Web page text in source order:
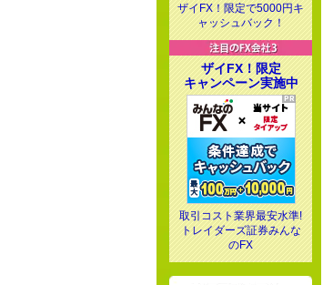
ザイFX！限定で5000円キ
ャッシュバック！
ザイFX！限定
キャンペーン実施中
取引コスト業界最安水準!
トレイダーズ証券みんな
のFX